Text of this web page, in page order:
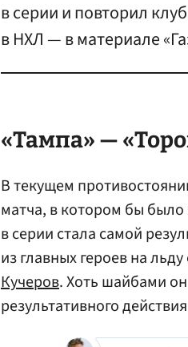
в серии и повторил
в НХЛ — в материале
«Тампа» —
В текущем
матча, в котором бы
в серии стала самой
из главных героев на
Кучеров. Хоть шайбами
результативного